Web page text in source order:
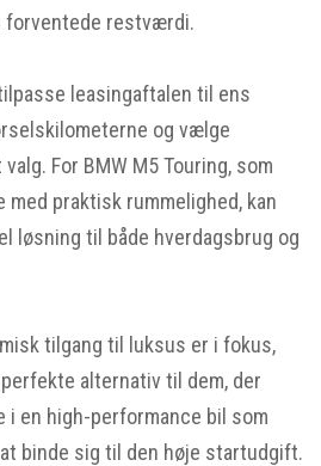
forventede restværdi.
leasingaftalen til ens
og vælge
For BMW M5 Touring, som
praktisk rummelighed, kan
løsning til både hverdagsbrug og
tilgang til luksus er i fokus,
alternativ til dem, der
i en high-performance bil som
at binde sig til den høje startudgift.